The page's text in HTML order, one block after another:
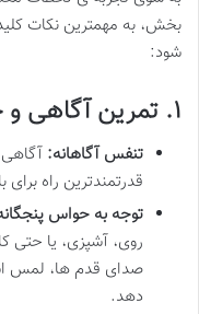
بخش، به مهمترین نکات
شود:
۱. تمرین آگاهی و حضور در لحظه
تنفس آگاهانه:
قدرتمندترین راه
توجه به حواس
روی، آشپزی، یا حتی
صدای قدم ها، لمس
دهد.